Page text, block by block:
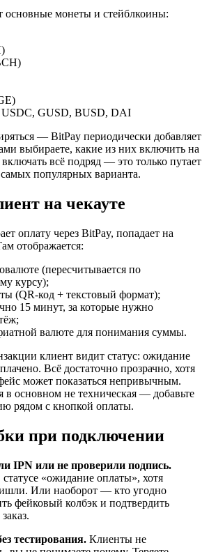
основные монеты и стейблкоины:
GUSD, BUSD, DAI
— BitPay периодически добавляет
выбираете, какие из них включить на
всё подряд — это только путает
популярных варианта.
на чекауте
оплату через BitPay, попадает на
отображается:
(пересчитывается по
курсу);
(QR-код + текстовый формат);
15 минут, за которые нужно
валюте для понимания суммы.
клиент видит статус: ожидание
Всё достаточно прозрачно, хотя
может показаться непривычным.
в основном не техническая — добавьте
рядом с кнопкой оплаты.
при подключении
IPN или не проверили подпись.
статусе «ожидание оплаты», хотя
Или наоборот — кто угодно
фейковый колбэк и подтвердить
тестирования. Клиенты не